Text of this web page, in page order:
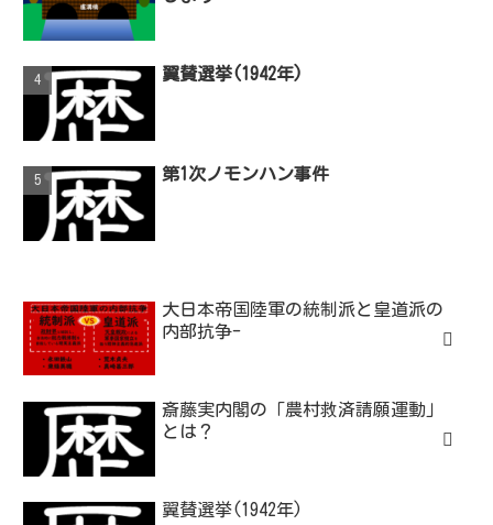
翼賛選挙(1942年)
第1次ノモンハン事件
大日本帝国陸軍の統制派と皇道派の
内部抗争-
斎藤実内閣の「農村救済請願運動」
とは？
翼賛選挙(1942年)